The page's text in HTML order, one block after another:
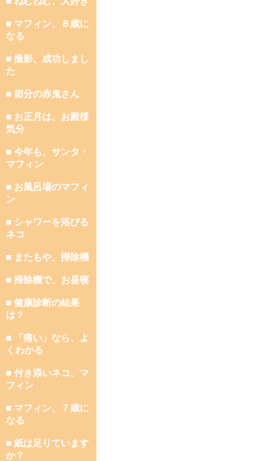
■ マフィン、８歳に
なる
■ 撮影、成功しまし
た
■ 節分の赤鬼さん
■ お正月は、お殿様
気分
■ 今年も、サンタ・
マフィン
■ お風呂場のマフィ
ン
■ シャワーを浴びる
ネコ
■ またもや、掃除機
■ 掃除機で、お昼寝
■ 健康診断の結果
は？
■ 「痛い」なら、よ
くわかる
■ 付き添いネコ、マ
フィン
■ マフィン、７歳に
なる
■ 紙は足りています
か？